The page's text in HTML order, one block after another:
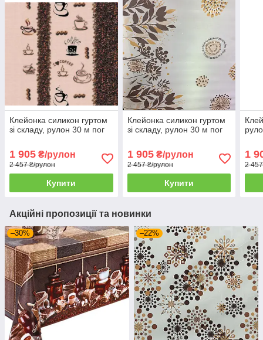
Клейонка силикон гуртом
зі складу, рулон 30 м пог
1 905 ₴/рулон
2 457 ₴/рулон
Купити
Клейонка силикон гуртом
зі складу, рулон 30 м пог
1 905₴/рулон
2 457 ₴/рулон
Купити
1
2
Акційні пропозиції та новинки
–30% –22%